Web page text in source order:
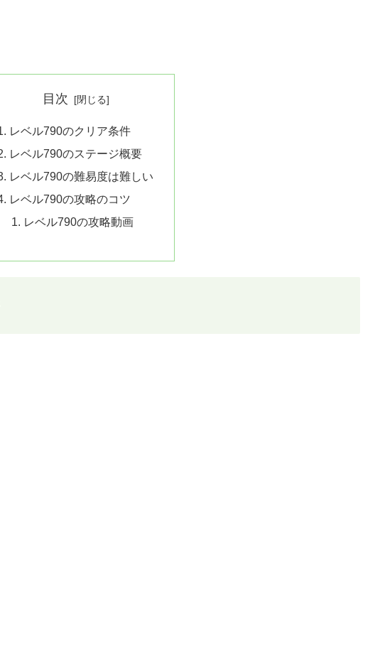
目次
レベル790のクリア条件
レベル790のステージ概要
レベル790の難易度は難しい
レベル790の攻略のコツ
レベル790の攻略動画